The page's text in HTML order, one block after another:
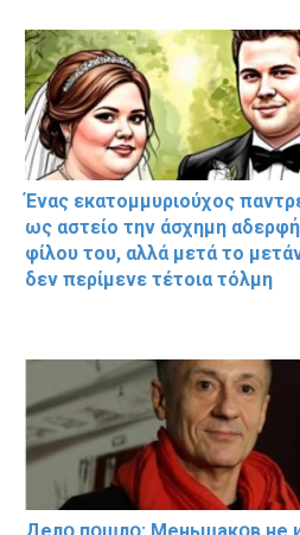
Ένας εκατομμυριούχος
ως αστείο την άσχημη
φίλου του, αλλά μετά το
δεν περίμενε τέτοια τόλμη